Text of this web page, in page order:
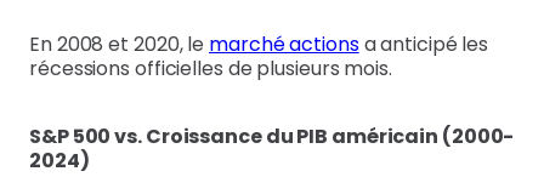
En 2008 et 2020, le marché actionsa anticipé les
récessions officielles de plusieurs mois.
S&P 500 vs. Croissance du PIB américain (2000-
2024)